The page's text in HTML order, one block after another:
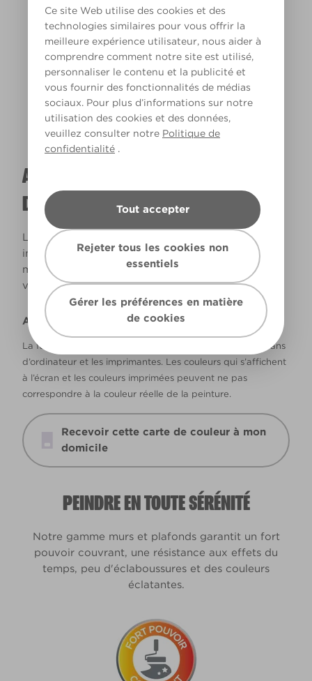
Ce site Web utilise des cookies et des
technologies similaires pour vous offrir la
meilleure expérience utilisateur, nous aider à
comprendre comment notre site est utilisé,
personnaliser le contenu et la publicité et
vous fournir des fonctionnalités de médias
sociaux. Pour plus d’informations sur notre
utilisation des cookies et des données,
veuillez consulter notre Politique de
confidentialité .
Tout accepter
Rejeter tous les cookies non
essentiels
Gérer les préférences en matière
de cookies
Lumière chaude
A QUOI RESSEMBLERA CETTE COULEUR
DANS VOTRE MAISON ?
La lumière naturelle et l’éclairage jouent un rôle
important sur le rendu des couleurs dans votre
maison. Utilisez cet outil pour voir le rendu de
votre couleur en fonction de la lumière.
Avertissement
La façon dont les couleurs s’affichent varie selon les écrans
d’ordinateur et les imprimantes. Les couleurs qui s’affichent
à l’écran et les couleurs imprimées peuvent ne pas
correspondre à la couleur réelle de la peinture.
Recevoir cette carte de couleur à mon
domicile
PEINDRE EN TOUTE SÉRÉNITÉ
Notre gamme murs et plafonds garantit un fort
pouvoir couvrant, une résistance aux effets du
temps, peu d'éclaboussures et des couleurs
éclatantes.